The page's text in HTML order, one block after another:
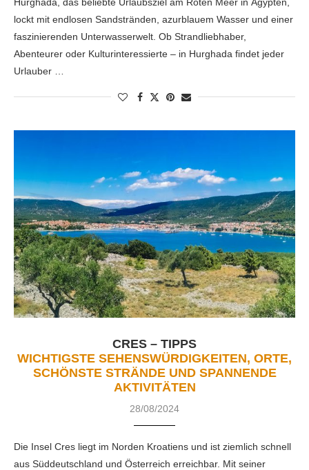
lockt mit endlosen Sandstränden, azurblauem Wasser und einer
faszinierenden Unterwasserwelt. Ob Strandliebhaber,
Abenteurer oder Kulturinteressierte – in Hurghada findet jeder
Urlauber …
CRES – TIPPS
WICHTIGSTE SEHENSWÜRDIGKEITEN, ORTE,
SCHÖNSTE STRÄNDE UND SPANNENDE
AKTIVITÄTEN
28/08/2024
Die Insel Cres liegt im Norden Kroatiens und ist ziemlich schnell
aus Süddeutschland und Österreich erreichbar. Mit seiner